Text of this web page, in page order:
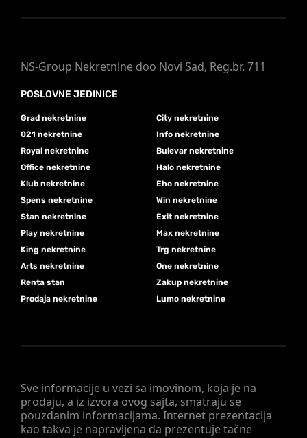
Sve informacije u vezi sa imovinom, koja je na
prodaju, a iz izvora ovog sajta, smatraju se
pouzdanim informacijama. Internet prezentacija
kao takva je napravljena da prezentuje tačne
NS-Group Nekretnine doo Novi Sad, Reg.br. 711
POSLOVNE JEDINICE
Grad nekretnine
City nekretnine
021 nekretnine
Info nekretnine
Royal nekretnine
Bulevar nekretnine
Office nekretnine
Halo nekretnine
Klub nekretnine
Eho nekretnine
Spens nekretnine
Win nekretnine
Stan nekretnine
Exit nekretnine
Play nekretnine
Max nekretnine
King nekretnine
Trg nekretnine
Arts nekretnine
One nekretnine
Renta stan
Zakup nekretnine
Prodaja nekretnine
Lumo nekretnine